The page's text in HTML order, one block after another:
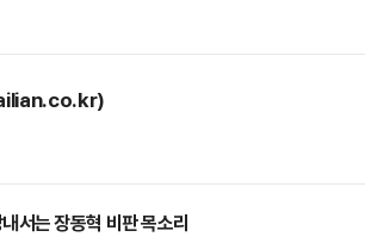
서는 장동혁 비판 목소리